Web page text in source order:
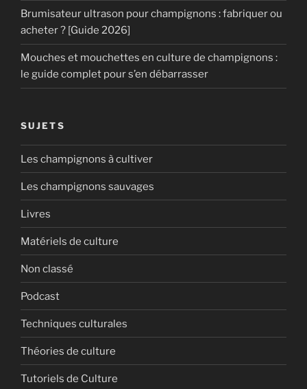
Brumisateur ultrason pour champignons : fabriquer ou
acheter ? [Guide 2026]
Mouches et mouchettes en culture de champignons :
le guide complet pour s’en débarrasser
SUJETS
Les champignons à cultiver
Les champignons sauvages
Livres
Matériels de culture
Non classé
Podcast
Techniques culturales
Théories de culture
Tutoriels de Culture